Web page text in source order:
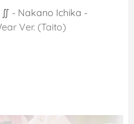
- Nakano Ichika -
Ver. (Taito)